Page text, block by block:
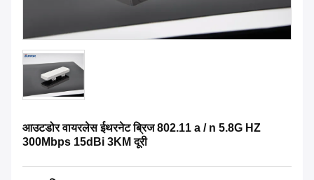
आउटडोर वायरलेस ईथरनेट ब्रिज 802.11 a / n 5.8G HZ
300Mbps 15dBi 3KM दूरी